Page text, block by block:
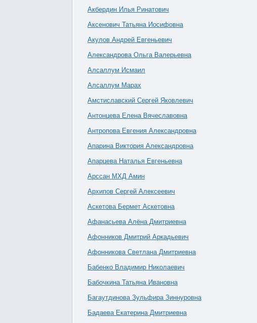
Акбердин Илья Ринатович
Аксенович Татьяна Иосифовна
Акулов Андрей Евгеньевич
Александрова Ольга Валерьевна
Алсаллум Исмаил
Алсаллум Марах
Амстиславский Сергей Яковлевич
Антонцева Елена Вячеславовна
Антропова Евгения Александровна
Апарина Виктория Александровна
Апарцева Наталья Евгеньевна
Арссан МХД Амин
Архипов Сергей Алексеевич
Аскетова Бермет Аскетовна
Афанасьева Алёна Дмитриевна
Афонников Дмитрий Аркадьевич
Афонникова Светлана Дмитриевна
Бабенко Владимир Николаевич
Бабочкина Татьяна Ивановна
Багаутдинова Зульфира Зиннуровна
Бадаева Екатерина Дмитриевна